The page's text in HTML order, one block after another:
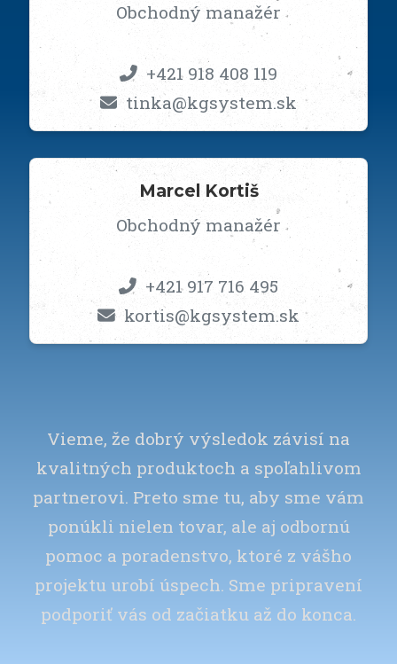
Obchodný manažér
+421 918 408 119
tinka@kgsystem.sk
Marcel Kortiš
Obchodný manažér
+421 917 716 495
kortis@kgsystem.sk
Vieme, že dobrý výsledok závisí na
kvalitných produktoch a spoľahlivom
partnerovi. Preto sme tu, aby sme vám
ponúkli nielen tovar, ale aj odbornú
pomoc a poradenstvo, ktoré z vášho
projektu urobí úspech. Sme pripravení
podporiť vás od začiatku až do konca.